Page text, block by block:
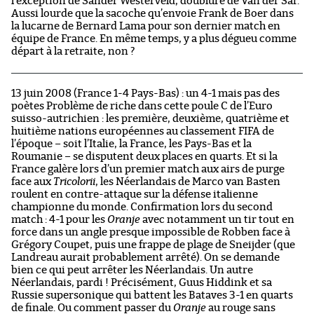
Aussi lourde que la sacoche qu’envoie Frank de Boer dans
la lucarne de Bernard Lama pour son dernier match en
équipe de France. En même temps, y a plus dégueu comme
départ à la retraite, non ?
13 juin 2008 (France 1-4 Pays-Bas) : un 4-1 mais pas des
poètes Problème de riche dans cette poule C de l’Euro
suisso-autrichien : les première, deuxième, quatrième et
huitième nations européennes au classement FIFA de
l’époque – soit l’Italie, la France, les Pays-Bas et la
Roumanie – se disputent deux places en quarts. Et si la
France galère lors d’un premier match aux airs de purge
face aux Tricolorii, les Néerlandais de Marco van Basten
roulent en contre-attaque sur la défense italienne
championne du monde. Confirmation lors du second
match : 4-1 pour les Oranje avec notamment un tir tout en
force dans un angle presque impossible de Robben face à
Grégory Coupet, puis une frappe de plage de Sneijder (que
Landreau aurait probablement arrêté). On se demande
bien ce qui peut arrêter les Néerlandais. Un autre
Néerlandais, pardi ! Précisément, Guus Hiddink et sa
Russie supersonique qui battent les Bataves 3-1 en quarts
de finale. Ou comment passer du Oranje au rouge sans